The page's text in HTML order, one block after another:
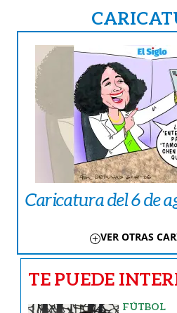
Caricatura del 6 de
VER OTRAS
TE PUEDE
FÚTBOL